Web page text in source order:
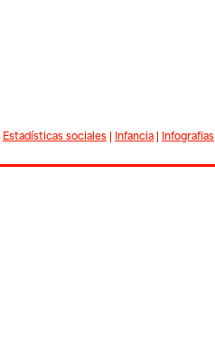
Estadísticas sociales| Infancia| Infografias